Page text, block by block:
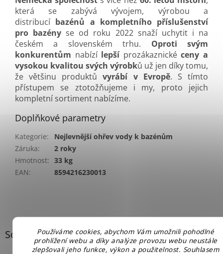
Používáme cookies, abychom Vám umožnili pohodlné
prohlížení webu a díky analýze provozu webu neustále
zlepšovali jeho funkce, výkon a použitelnost. Souhlasem
Související produkty
která se zabývá vývojem, výrobou a
distribucí bazénů a kompletního příslušenství
pro bazény se od roku 2022 snaží uchytit i na
českém a slovenském trhu. Oproti svým
konkurentům nabízí lepšíprozákaznickéceny a
vysokou kvalitou svých výrobků už jen díky tomu,
že většinu produktůvyrábí v Evropě. S tímto
přístupem se ztotožňujeme i my, proto jejich
kompletní sortiment nabízíme.
Doplňkové parametry
Kategorie:
Nejlevnější ohřev vody k bazénům
Záruka:
2 roky
Hmotnost: 33 kg
EAN: 8594216230013